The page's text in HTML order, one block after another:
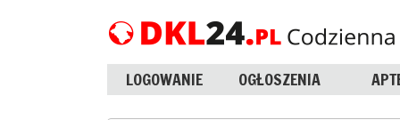
LOGOWANIE OGŁOSZENIA